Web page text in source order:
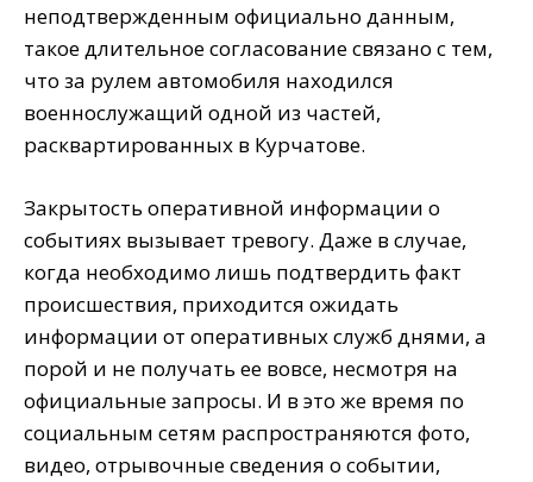
неподтвержденным официально данным,
такое длительное согласование связано с тем,
что за рулем автомобиля находился
военнослужащий одной из частей,
расквартированных в Курчатове.
Закрытость оперативной информации о
событиях вызывает тревогу. Даже в случае,
когда необходимо лишь подтвердить факт
происшествия, приходится ожидать
информации от оперативных служб днями, а
порой и не получать ее вовсе, несмотря на
официальные запросы. И в это же время по
социальным сетям распространяются фото,
видео, отрывочные сведения о событии,